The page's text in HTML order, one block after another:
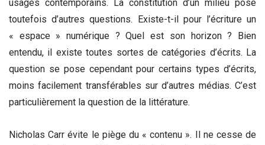
usages contemporains. La constitution d’un milieu pose
toutefois d’autres questions. Existe-t-il pour l’écriture un
« espace » numérique ? Quel est son horizon ? Bien
entendu, il existe toutes sortes de catégories d’écrits. La
question se pose cependant pour certains types d’écrits,
moins facilement transférables sur d’autres médias. C’est
particulièrement la question de la littérature.
Nicholas Carr évite le piège du « contenu ». Il ne cesse de